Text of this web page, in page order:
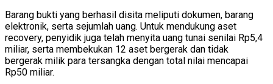
Barang bukti yang berhasil disita meliputi dokumen, barang
elektronik, serta sejumlah uang. Untuk mendukung aset
recovery, penyidik juga telah menyita uang tunai senilai Rp5,4
miliar, serta membekukan 12 aset bergerak dan tidak
bergerak milik para tersangka dengan total nilai mencapai
Rp50 miliar.